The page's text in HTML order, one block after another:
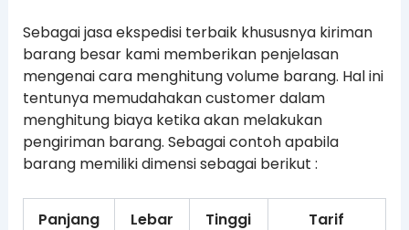
Sebagai jasa ekspedisi terbaik khususnya kiriman
barang besar kami memberikan penjelasan
mengenai cara menghitung volume barang. Hal ini
tentunya memudahakan customer dalam
menghitung biaya ketika akan melakukan
pengiriman barang. Sebagai contoh apabila
barang memiliki dimensi sebagai berikut :
Panjang
Lebar
Tinggi
Tarif